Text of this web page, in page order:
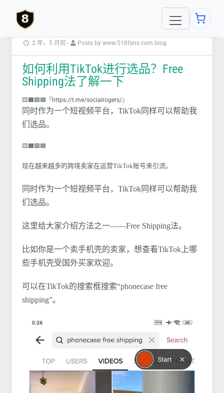
2 年，5 月前 - Posts by www.518fans.com blog
如何利用TikTok进行选品？Free
Shipping法了解一下
🟨🟧🟩🟦『https://t.me/socialrogers/』
同时作为一个短视频平台，TikTok同样可以帮助我
们选品。
🟨🟧🟩🟦
现在越来越多的跨境卖家在运营TikTok账号来引流。
同时作为一个短视频平台，TikTok同样可以帮助我
们选品。
这里给大家介绍方法之一——Free Shipping法。
比如你是一个卖手机壳的卖家，想查看TikTok上哪
些手机壳受国外买家欢迎。
可以在TikTok的搜索框搜索“phonecase free
shipping”。